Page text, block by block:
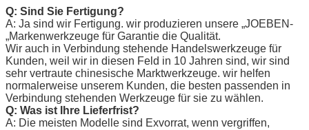
Q: Sind Sie Fertigung?
A: Ja sind wir Fertigung. wir produzieren unsere „JOEBEN-
„Markenwerkzeuge für Garantie die Qualität.
Wir auch in Verbindung stehende Handelswerkzeuge für
Kunden, weil wir in diesen Feld in 10 Jahren sind, wir sind
sehr vertraute chinesische Marktwerkzeuge. wir helfen
normalerweise unserem Kunden, die besten passenden in
Verbindung stehenden Werkzeuge für sie zu wählen.
Q: Was ist Ihre Lieferfrist?
A: Die meisten Modelle sind Exvorrat, wenn vergriffen,